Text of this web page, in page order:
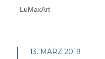
LuMaxArt
13. MÄRZ 2019